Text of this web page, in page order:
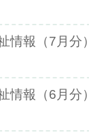
情報（7月分）
情報（6月分）